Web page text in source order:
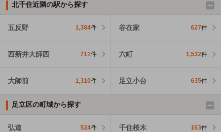
北千住近隣の駅から探す
五反野 1,384件 谷在家 627件
西新井大師西 711件 六町 1,532件
大師前 1,310件 足立小台 635件
足立区の町域から探す
弘道 524件 千住桜木 163件